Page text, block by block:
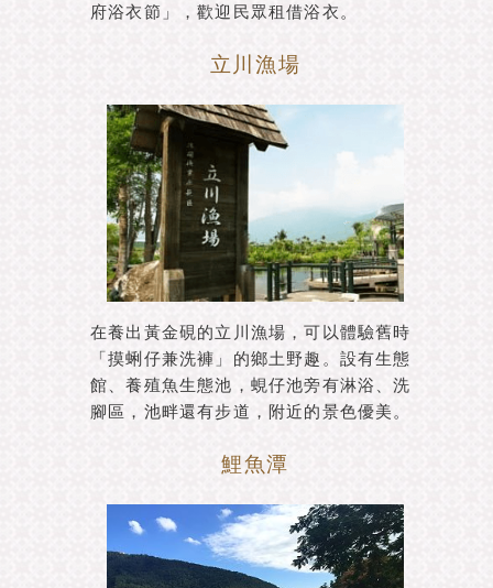
府浴衣節」，歡迎民眾租借浴衣。
立川漁場
在養出黃金硯的立川漁場，可以體驗舊時
「摸蜊仔兼洗褲」的鄉土野趣。設有生態
館、養殖魚生態池，蜆仔池旁有淋浴、洗
腳區，池畔還有步道，附近的景色優美。
鯉魚潭